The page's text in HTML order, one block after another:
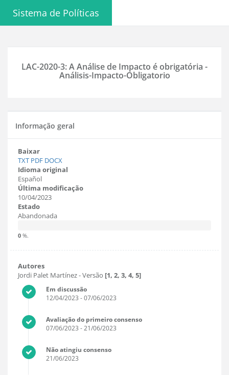
Sistema de Políticas
LAC-2020-3: A Análise de Impacto é obrigatória -
Análisis-Impacto-Obligatorio
Informação geral
Baixar
TXT PDF DOCX
Idioma original
Español
Última modificação
10/04/2023
Estado
Abandonada
0 %.
Autores
Jordi Palet Martínez- Versão [1, 2, 3, 4, 5]
Em discussão
12/04/2023 - 07/06/2023
Avaliação do primeiro consenso
07/06/2023 - 21/06/2023
Não atingiu consenso
21/06/2023